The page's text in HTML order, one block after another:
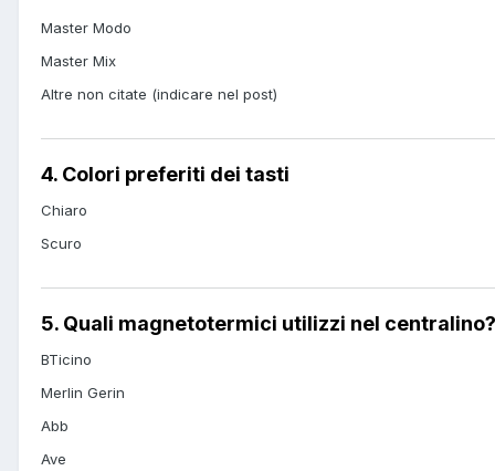
Master Modo
Master Mix
Altre non citate (indicare nel post)
4. Colori preferiti dei tasti
Chiaro
Scuro
5. Quali magnetotermici utilizzi nel centralino?
BTicino
Merlin Gerin
Abb
Ave